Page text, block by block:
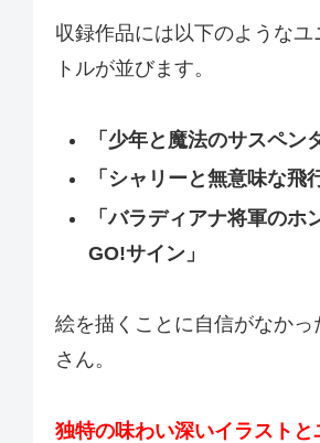
収録作品には以下のようなユ
トルが並びます。
「少年と魔法のサスペン
「シャリーと無意味な飛
「バラディアナ将軍のホ
GO!サイン」
絵を描くことに自信がなかっ
さん。
独特の味わい深いイラストと